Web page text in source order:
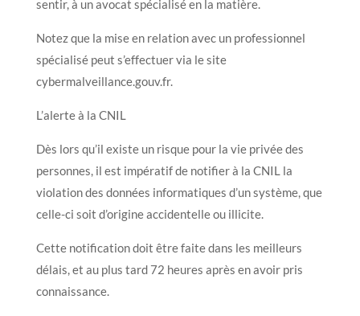
sentir, à un avocat spécialisé en la matière.
Notez que la mise en relation avec un professionnel
spécialisé peut s’effectuer via le site
cybermalveillance.gouv.fr.
L’alerte à la CNIL
Dès lors qu’il existe un risque pour la vie privée des
personnes, il est impératif de notifier à la CNIL la
violation des données informatiques d’un système, que
celle-ci soit d’origine accidentelle ou illicite.
Cette notification doit être faite dans les meilleurs
délais, et au plus tard 72 heures après en avoir pris
connaissance.